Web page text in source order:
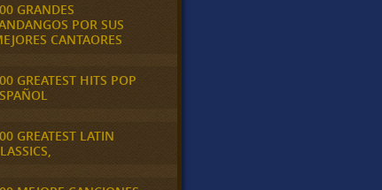
GRANDES
POR SUS
CANTAORES
GREATEST HITS POP
GREATEST LATIN